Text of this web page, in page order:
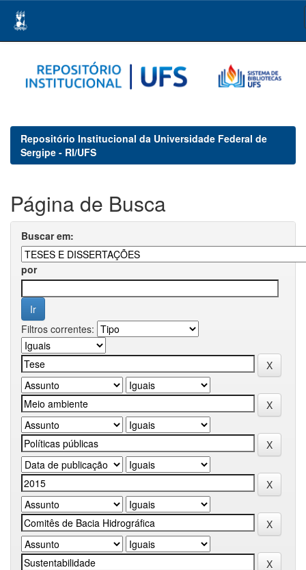
navigation
Repositório Institucional da Universidade Federal de
Sergipe - RI/UFS
Página de Busca
Buscar em:
por
Filtros correntes: